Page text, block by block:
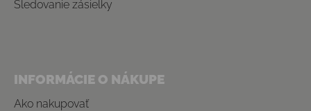
Sledovanie zásielky
INFORMÁCIE O NÁKUPE
Ako nakupovať